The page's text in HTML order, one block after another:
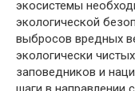
экосистемы
экологической
выбросов вредных
экологически
заповедников и